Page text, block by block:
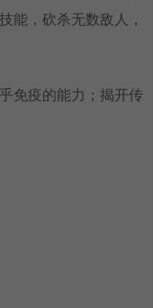
能，砍杀无数敌人，
免疫的能力；揭开传